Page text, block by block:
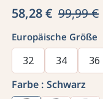
58,28 € 99,99 €
Europäische Größe
32 34 36
Farbe : Schwarz